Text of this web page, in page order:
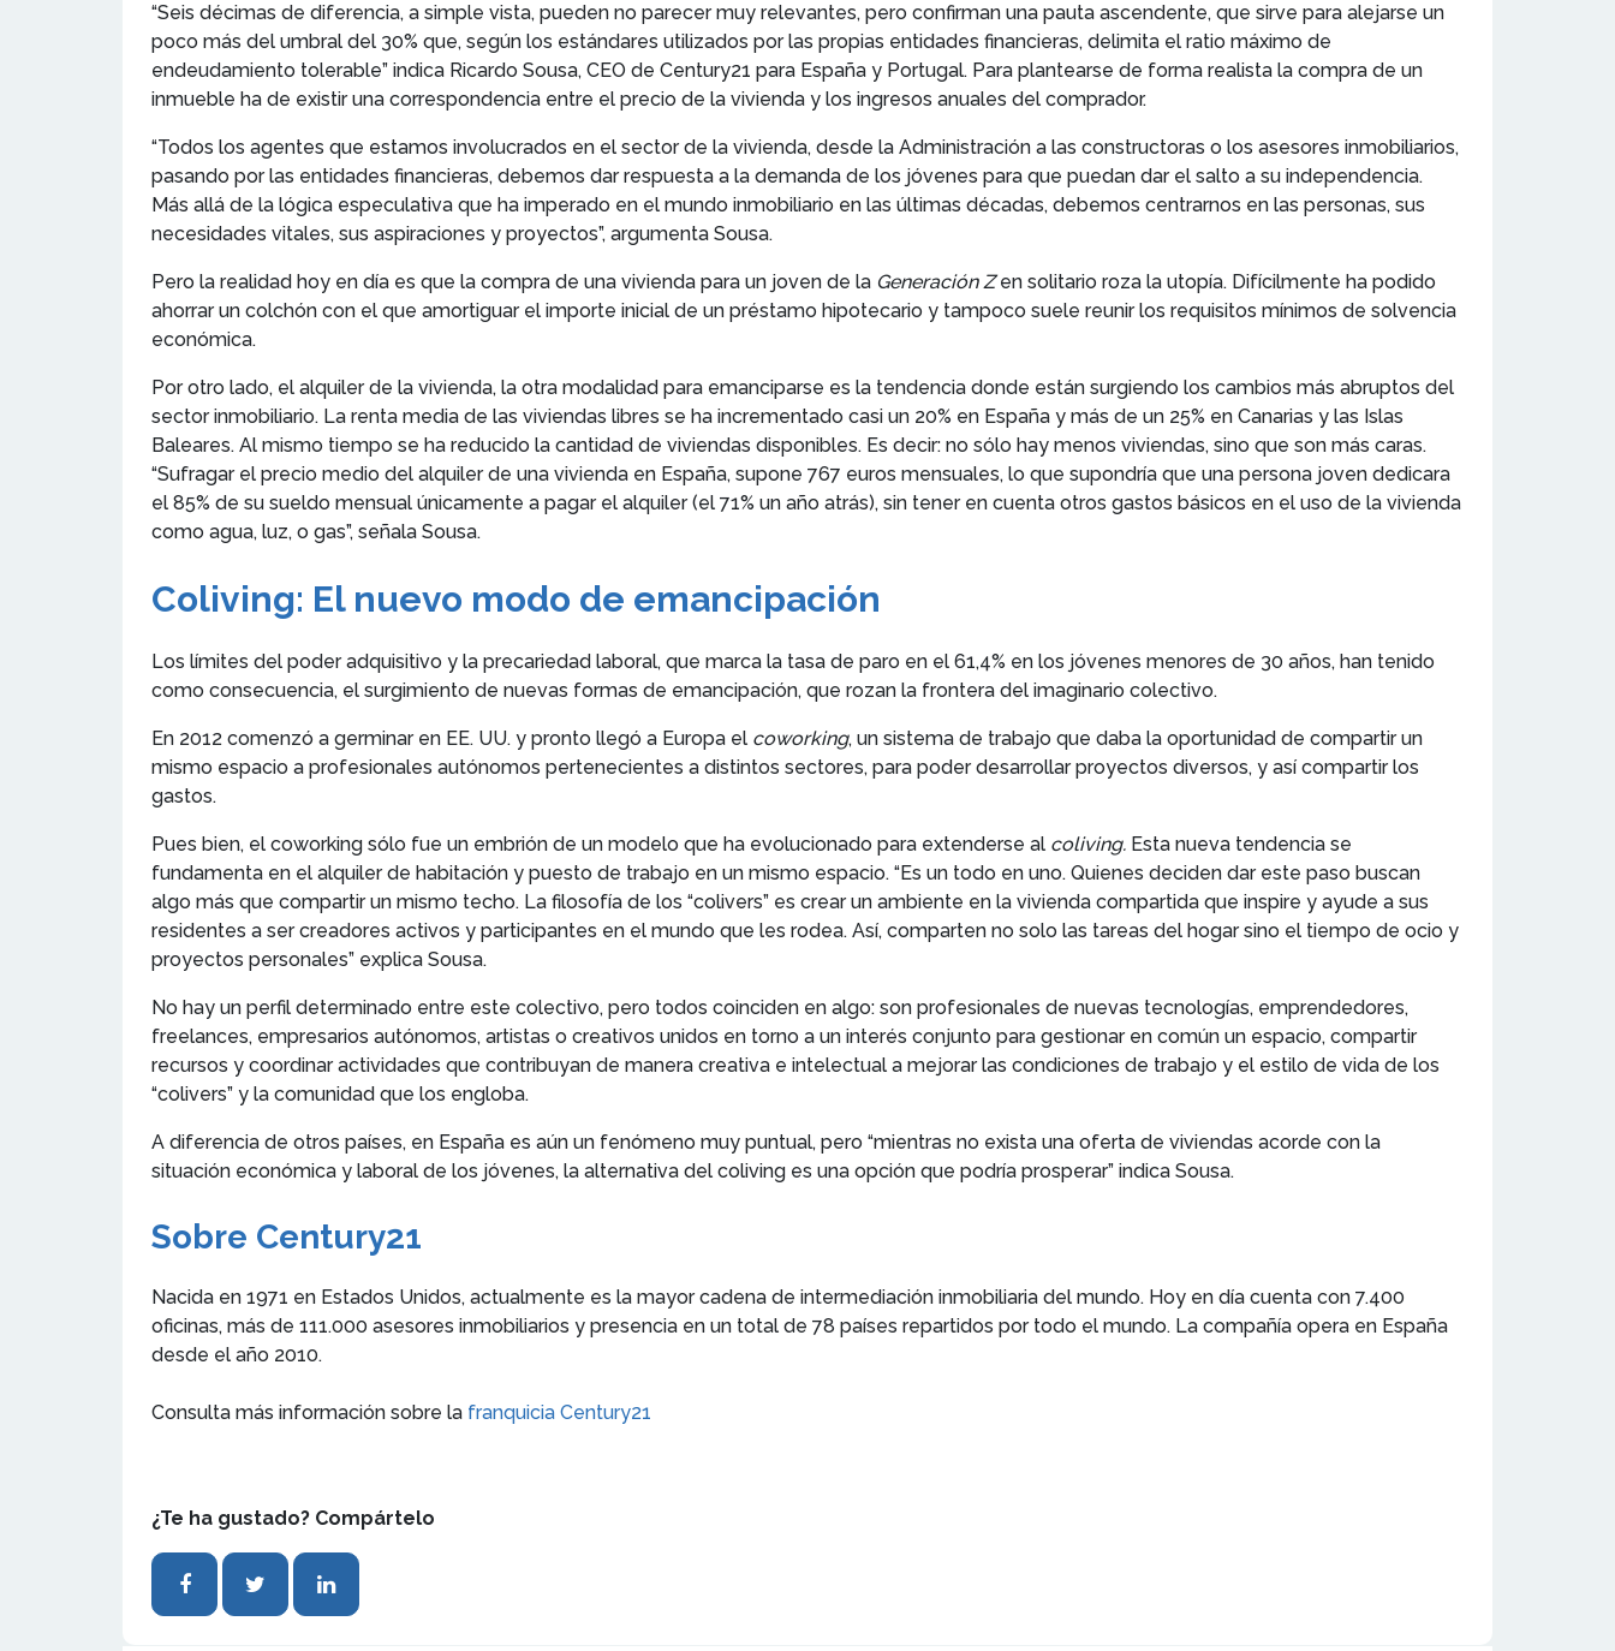
“Seis décimas de diferencia, a simple vista, pueden no parecer muy relevantes, pero confirman una pauta ascendente, que sirve para alejarse un
poco más del umbral del 30% que, según los estándares utilizados por las propias entidades financieras, delimita el ratio máximo de
endeudamiento tolerable” indica Ricardo Sousa, CEO de Century21 para España y Portugal. Para plantearse de forma realista la compra de un
inmueble ha de existir una correspondencia entre el precio de la vivienda y los ingresos anuales del comprador.
“Todos los agentes que estamos involucrados en el sector de la vivienda, desde la Administración a las constructoras o los asesores inmobiliarios,
pasando por las entidades financieras, debemos dar respuesta a la demanda de los jóvenes para que puedan dar el salto a su independencia.
Más allá de la lógica especulativa que ha imperado en el mundo inmobiliario en las últimas décadas, debemos centrarnos en las personas, sus
necesidades vitales, sus aspiraciones y proyectos”, argumenta Sousa.
Pero la realidad hoy en día es que la compra de una vivienda para un joven de la Generación Zen solitario roza la utopía. Difícilmente ha podido
ahorrar un colchón con el que amortiguar el importe inicial de un préstamo hipotecario y tampoco suele reunir los requisitos mínimos de solvencia
económica.
Por otro lado, el alquiler de la vivienda, la otra modalidad para emanciparse es la tendencia donde están surgiendo los cambios más abruptos del
sector inmobiliario. La renta media de las viviendas libres se ha incrementado casi un 20% en España y más de un 25% en Canarias y las Islas
Baleares. Al mismo tiempo se ha reducido la cantidad de viviendas disponibles. Es decir: no sólo hay menos viviendas, sino que son más caras.
“Sufragar el precio medio del alquiler de una vivienda en España, supone 767 euros mensuales, lo que supondría que una persona joven dedicara
el 85% de su sueldo mensual únicamente a pagar el alquiler (el 71% un año atrás), sin tener en cuenta otros gastos básicos en el uso de la vivienda
como agua, luz, o gas”, señala Sousa.
Coliving: El nuevo modo de emancipación
Los límites del poder adquisitivo y la precariedad laboral, que marca la tasa de paro en el 61,4% en los jóvenes menores de 30 años, han tenido
como consecuencia, el surgimiento de nuevas formas de emancipación, que rozan la frontera del imaginario colectivo.
En 2012 comenzó a germinar en EE. UU. y pronto llegó a Europa el coworking, un sistema de trabajo que daba la oportunidad de compartir un
mismo espacio a profesionales autónomos pertenecientes a distintos sectores, para poder desarrollar proyectos diversos, y así compartir los
gastos.
Pues bien, el coworking sólo fue un embrión de un modelo que ha evolucionado para extenderse al coliving. Esta nueva tendencia se
fundamenta en el alquiler de habitación y puesto de trabajo en un mismo espacio. “Es un todo en uno. Quienes deciden dar este paso buscan
algo más que compartir un mismo techo. La filosofía de los “colivers” es crear un ambiente en la vivienda compartida que inspire y ayude a sus
residentes a ser creadores activos y participantes en el mundo que les rodea. Así, comparten no solo las tareas del hogar sino el tiempo de ocio y
proyectos personales” explica Sousa.
No hay un perfil determinado entre este colectivo, pero todos coinciden en algo: son profesionales de nuevas tecnologías, emprendedores,
freelances, empresarios autónomos, artistas o creativos unidos en torno a un interés conjunto para gestionar en común un espacio, compartir
recursos y coordinar actividades que contribuyan de manera creativa e intelectual a mejorar las condiciones de trabajo y el estilo de vida de los
“colivers” y la comunidad que los engloba.
A diferencia de otros países, en España es aún un fenómeno muy puntual, pero “mientras no exista una oferta de viviendas acorde con la
situación económica y laboral de los jóvenes, la alternativa del coliving es una opción que podría prosperar” indica Sousa.
Sobre Century21
Nacida en 1971 en Estados Unidos, actualmente es la mayor cadena de intermediación inmobiliaria del mundo. Hoy en día cuenta con 7.400
oficinas, más de 111.000 asesores inmobiliarios y presencia en un total de 78 países repartidos por todo el mundo. La compañía opera en España
desde el año 2010.
Consulta más información sobre la franquicia Century21
¿Te ha gustado? Compártelo